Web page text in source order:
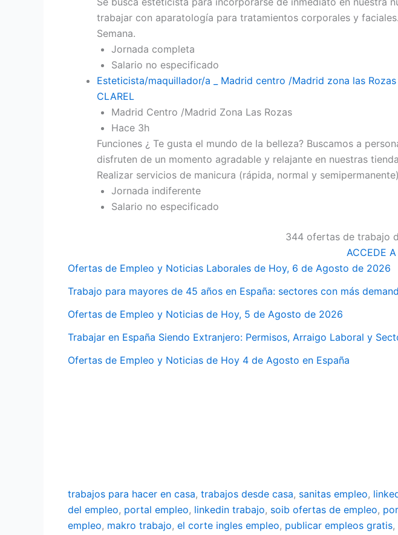
trabajar con aparatología para tratamientos corporales y
Semana.
Jornada completa
Salario no especificado
Esteticista/maquillador/a _ Madrid centro /Madrid zona las Rozas
CLAREL
Madrid Centro /Madrid Zona Las Rozas
Hace 3h
Funciones ¿ Te gusta el mundo de la belleza? Buscamos a
disfruten de un momento agradable y relajante en nuestras
Realizar servicios de manicura (rápida, normal y
Jornada indiferente
Salario no especificado
344 ofertas de trabajo
ACCEDE
Ofertas de Empleo y Noticias Laborales de Hoy, 6 de Agosto de 2026
Trabajo para mayores de 45 años en España: sectores con más
Ofertas de Empleo y Noticias de Hoy, 5 de Agosto de 2026
Trabajar en España Siendo Extranjero: Permisos, Arraigo Laboral y
Ofertas de Empleo y Noticias de Hoy 4 de Agosto en España
trabajos para hacer en casa, trabajos desde casa, sanitas empleo,
del empleo, portal empleo, linkedin trabajo, soib ofertas de empleo,
empleo, makro trabajo, el corte ingles empleo, publicar empleos gratis,